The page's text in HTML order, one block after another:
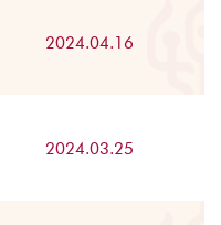
2024.04.16
2024.03.25